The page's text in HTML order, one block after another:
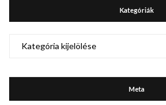
Kategóriák
Meta